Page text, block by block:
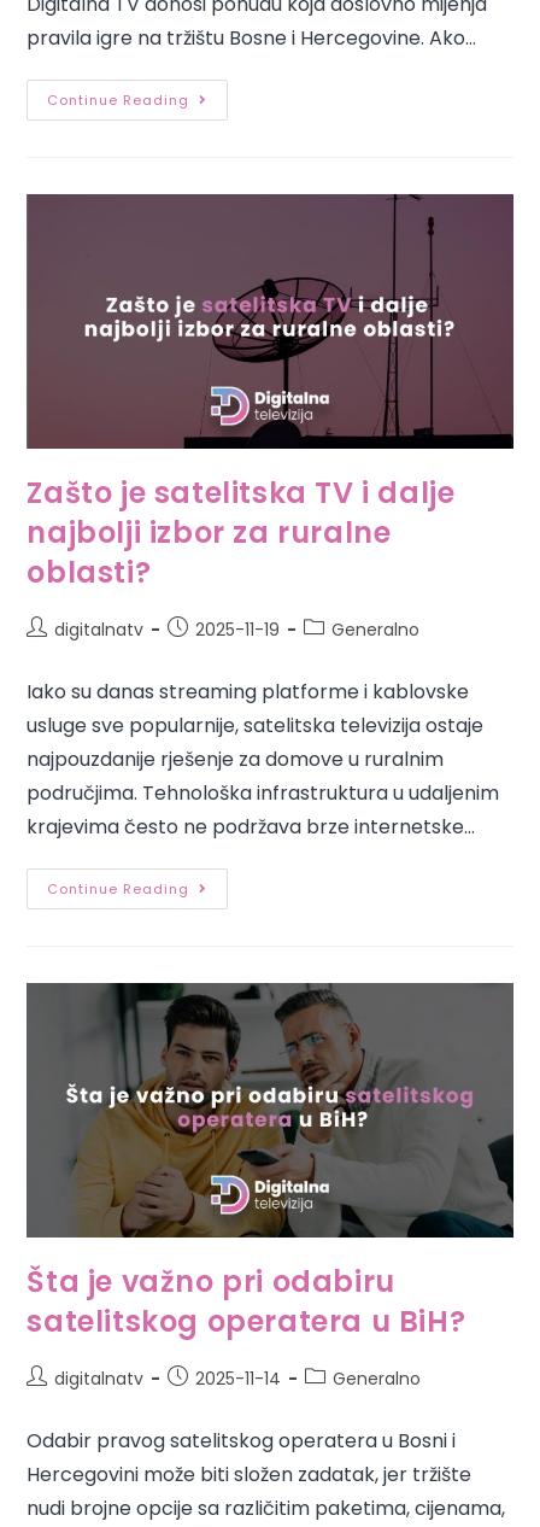
pravila igre na tržištu Bosne i Hercegovine. Ako…
Continue Reading
Zašto je satelitska TV i dalje
najbolji izbor za ruralne
oblasti?
digitalnatv 2025-11-19 Generalno
Iako su danas streaming platforme i kablovske
usluge sve popularnije, satelitska televizija ostaje
najpouzdanije rješenje za domove u ruralnim
područjima. Tehnološka infrastruktura u udaljenim
krajevima često ne podržava brze internetske…
Continue Reading
Šta je važno pri odabiru
satelitskog operatera u BiH?
digitalnatv 2025-11-14 Generalno
Odabir pravog satelitskog operatera u Bosni i
Hercegovini može biti složen zadatak, jer tržište
nudi brojne opcije sa različitim paketima, cijenama,